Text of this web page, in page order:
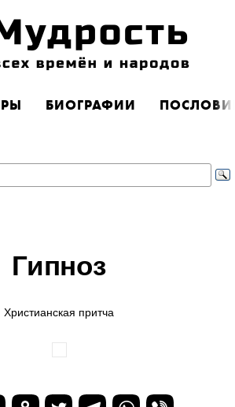
БИОГРАФИИ
Гипноз
Христианская притча